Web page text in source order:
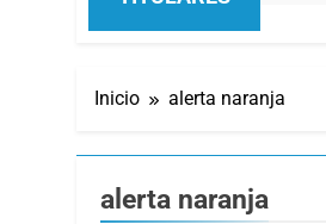
Inicio alerta naranja
alerta naranja